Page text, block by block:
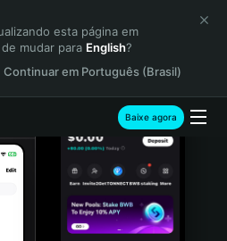
esta página em
mudar para English?
Continuar em Português (Brasil)
Baixe agora